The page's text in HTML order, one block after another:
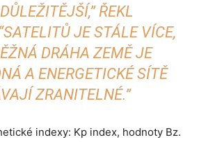
ŘEKL
JE STÁLE VÍCE,
DRÁHA ZEMĚ JE
A ENERGETICKÉ SÍTĚ
ZRANITELNÉ.”
indexy: Kp index, hodnoty Bz.